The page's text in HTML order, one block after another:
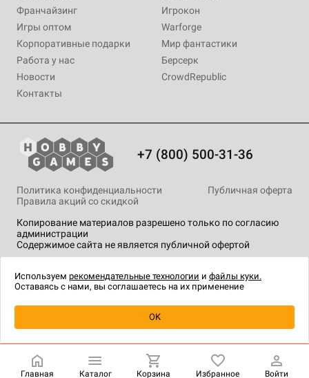
Уведомить о наличии
Франчайзинг
Игры оптом
Корпоративные подарки
Работа у нас
Новости
Контакты
Игрокон
Warforge
Мир фантастики
Берсерк
CrowdRepublic
+7 (800) 500-31-36
Копирование материалов разрешено только по согласию
администрации
Содержимое сайта не является публичной офертой
Политика конфиденциальности
Публичная оферта
Правила акций со скидкой
технологии.
Главная Каталог Корзина Избранное Войти
Используем рекомендательные технологии и файлы куки.
Оставаясь с нами, вы соглашаетесь на их применение
OK